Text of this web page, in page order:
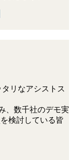
リなアシストス
、数千社のデモ実
検討している皆